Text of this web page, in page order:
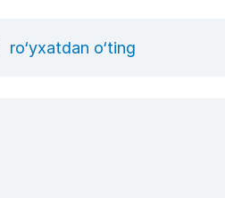
ro‘yxatdan o‘ting